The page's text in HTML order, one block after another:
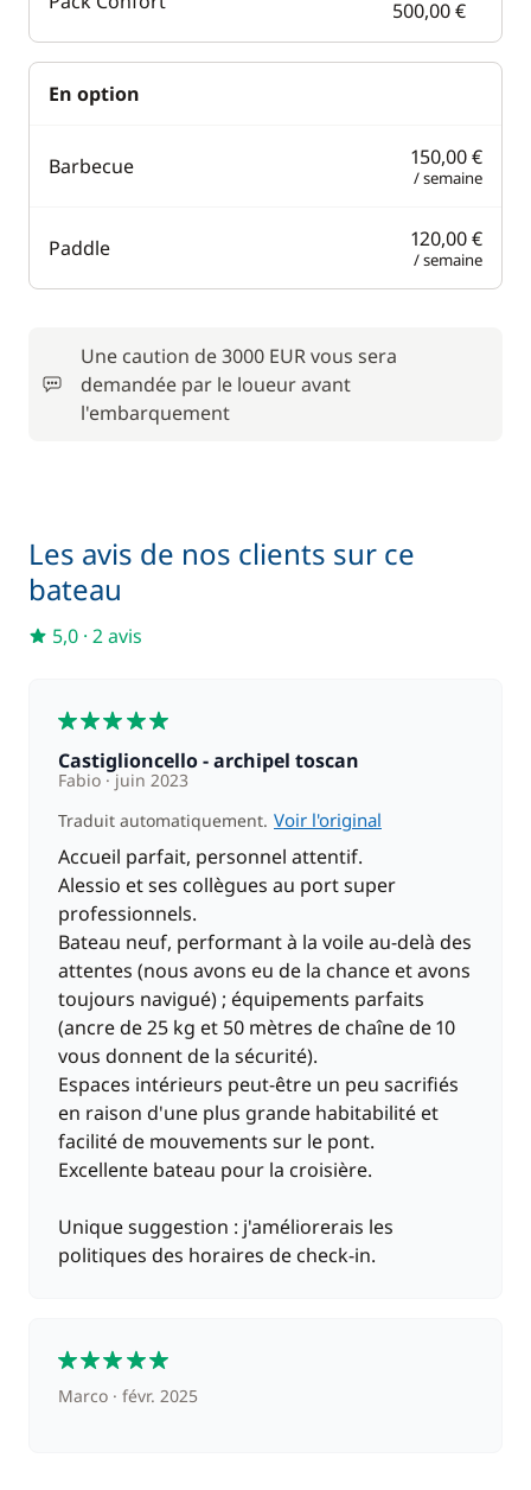
500,00 €
En option
Barbecue 150,00 €
/ semaine
Paddle 120,00 €
/ semaine
Une caution de 3000 EUR vous sera
demandée par le loueur avant
l'embarquement
Les avis de nos clients sur ce
bateau
5,0 · 2 avis
Castiglioncello - archipel toscan
Fabio juin 2023
Traduit automatiquement. Voir l'original
Accueil parfait, personnel attentif.
Alessio et ses collègues au port super
professionnels.
Bateau neuf, performant à la voile au-delà des
attentes (nous avons eu de la chance et avons
toujours navigué) ; équipements parfaits
(ancre de 25 kg et 50 mètres de chaîne de 10
vous donnent de la sécurité).
Espaces intérieurs peut-être un peu sacrifiés
en raison d'une plus grande habitabilité et
facilité de mouvements sur le pont.
Excellente bateau pour la croisière.
Unique suggestion : j'améliorerais les
politiques des horaires de check-in.
Marco févr. 2025